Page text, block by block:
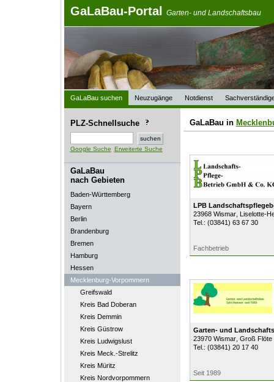
GaLaBau-Portal Garten- und Landschaftsbau
GaLaBau suchen Neuzugänge Notdienst
PLZ-Schnellsuche
Google Suche Erweiterte Suche
GaLaBau
nach Gebieten
Baden-Württemberg
Bayern
Berlin
Brandenburg
Bremen
Hamburg
Hessen
Mecklenburg-Vorpommern
Greifswald
Kreis Bad Doberan
Kreis Demmin
Kreis Güstrow
Kreis Ludwigslust
Kreis Meck.-Strelitz
Kreis Müritz
Kreis Nordvorpommern
GaLaBau in
LPB
23968 Wismar, Liselotte-
Tel.: (03841) 63 67 30
Fachbetrieb
Garten- und
23970 Wismar, Groß Flöte
Tel.: (03841) 20 17 40
Seit 1989